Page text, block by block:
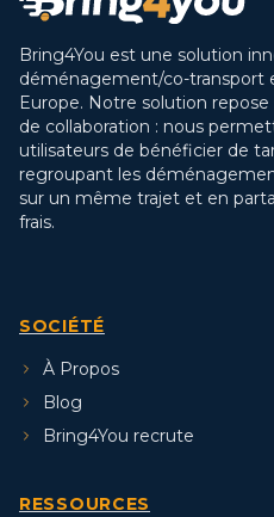
Bring4You est une solution
déménagement/co-transport
Europe. Notre solution repose
de collaboration : nous
utilisateurs de bénéficier de
regroupant les
sur un même trajet et en
frais.
SOCIÉTÉ
À Propos
Blog
Bring4You recrute
RESSOURCES